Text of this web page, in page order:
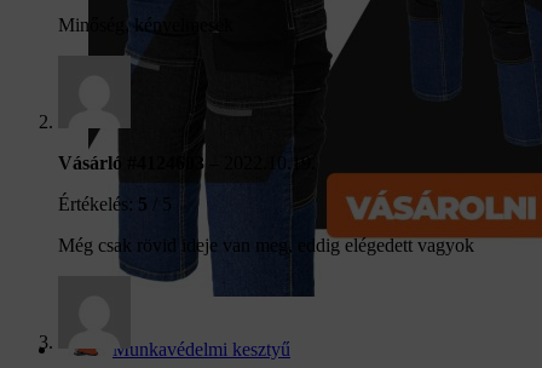
Munkavédelmi kesztyű
Minőség, kényelmesek
Vásárló #4124603
2022.10.19.
Értékelés: 5 / 5
Még csak rövid ideje van meg, eddig elégedett vagyok